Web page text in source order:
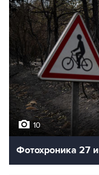
10
Фотохроника 27